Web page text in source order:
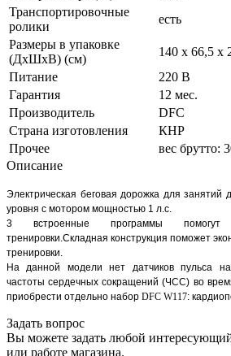
Транспортировочные
ролики
есть
Размеры в упаковке
(ДхШхВ) (см)
140 х 66,5 х
Питание
220 В
Гарантия
12 мес.
Производитель
DFC
Страна изготовления
КНР
Прочее
вес брутто:
Описание
Электрическая беговая дорожка для занятий
уровня с мотором мощностью 1 л.с.
3 встроенные программы помогут
тренировки.Складная конструкция поможет
тренировки.
На данной модели нет датчиков пульса
частоты сердечных сокращений (ЧСС) во
приобрести отдельно набор DFC W117:
Задать вопрос
Вы можете задать любой
или работе магазина.